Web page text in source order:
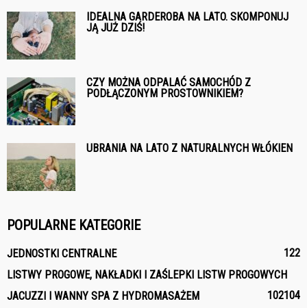
IDEALNA GARDEROBA NA LATO. SKOMPONUJ
JĄ JUŻ DZIŚ!
CZY MOŻNA ODPALAĆ SAMOCHÓD Z
PODŁĄCZONYM PROSTOWNIKIEM?
UBRANIA NA LATO Z NATURALNYCH WŁÓKIEN
POPULARNE KATEGORIE
JEDNOSTKI CENTRALNE
122
LISTWY PROGOWE, NAKŁADKI I ZAŚLEPKI LISTW PROGOWYCH
104
JACUZZI I WANNY SPA Z HYDROMASAŻEM 102